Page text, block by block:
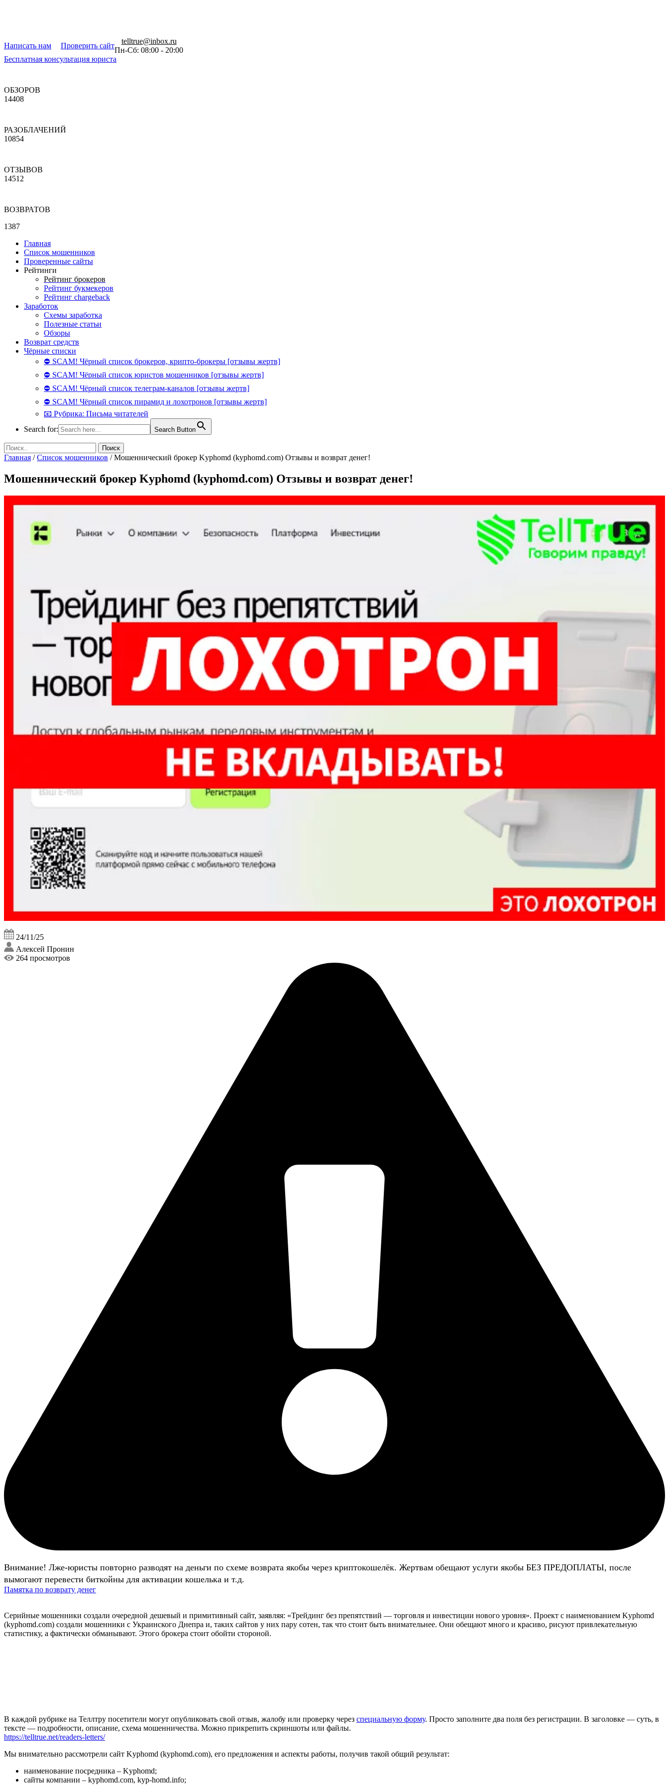
Написать нам Проверить сайт
telltrue@inbox.ru
Пн-Сб: 08:00 - 20:00
Бесплатная консультация юриста
ОБЗОРОВ
14408
РАЗОБЛАЧЕНИЙ
10854
ОТЗЫВОВ
14512
ВОЗВРАТОВ
1387
Главная
Список мошенников
Проверенные сайты
Рейтинги
Рейтинг брокеров
Рейтинг букмекеров
Рейтинг chargeback
Заработок
Схемы заработка
Полезные статьи
Обзоры
Возврат средств
Чёрные списки
⛔ SCAM! Чёрный список брокеров, крипто-брокеры [отзывы жертв]
⛔ SCAM! Чёрный список юристов мошенников [отзывы жертв]
⛔ SCAM! Чёрный список телеграм-каналов [отзывы жертв]
⛔ SCAM! Чёрный список пирамид и лохотронов [отзывы жертв]
📧 Рубрика: Письма читателей
Search for:
Search Button
Главная /Список мошенников /Мошеннический брокер Kyphomd (kyphomd.com) Отзывы и возврат денег!
Мошеннический брокер Kyphomd (kyphomd.com) Отзывы и возврат денег!
24/11/25
Алексей Пронин
264 просмотров
Внимание! Лже-юристы повторно разводят на деньги по схеме возврата якобы через криптокошелёк. Жертвам обещают услуги якобы БЕЗ ПРЕДОПЛАТЫ, после
вымогают перевести биткойны для активации кошелька и т.д.
Памятка по возврату денег
Серийные мошенники создали очередной дешевый и примитивный сайт, заявляя: «Трейдинг без препятствий — торговля и инвестиции нового уровня». Проект с наименованием Kyphomd
(kyphomd.com) создали мошенники с Украинского Днепра и, таких сайтов у них пару сотен, так что стоит быть внимательнее. Они обещают много и красиво, рисуют привлекательную
статистику, а фактически обманывают. Этого брокера стоит обойти стороной.
В каждой рубрике на Теллтру посетители могут опубликовать свой отзыв, жалобу или проверку через специальную форму. Просто заполните два поля без регистрации. В заголовке — суть, в
тексте — подробности, описание, схема мошенничества. Можно прикрепить скриншоты или файлы.
https://telltrue.net/readers-letters/
Мы внимательно рассмотрели сайт Kyphomd (kyphomd.com), его предложения и аспекты работы, получив такой общий результат:
наименование посредника – Kyphomd;
сайты компании – kyphomd.com, kyp-homd.info;